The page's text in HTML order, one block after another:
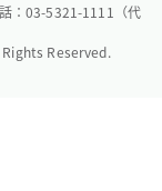
：03-5321-1111（代
Reserved.